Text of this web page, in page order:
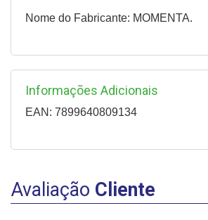
Nome do Fabricante: MOMENTA.
Informações Adicionais
EAN: 7899640809134
Avaliação Cliente